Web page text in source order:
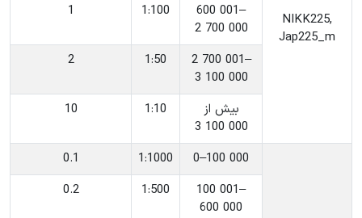
‎NIKK225,
Jap225_m
‎600 001–
2 700 000
‎1:100
1
‎2 700 001–
3 100 000
‎1:50
2
‎بیش از
3 100 000
‎1:10
10
‎0–100 000
‎1:1000
0.1
‎100 001–
600 000
‎1:500
0.2